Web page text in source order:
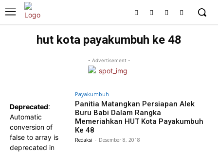
hut kota payakumbuh ke 48
- Advertisement -
Deprecated:
Automatic
conversion of
false to array is
deprecated in
Payakumbuh
Panitia Matangkan Persiapan Alek
Buru Babi Dalam Rangka
Memeriahkan HUT Kota Payakumbuh
Ke 48
Redaksi - Desember 8, 2018